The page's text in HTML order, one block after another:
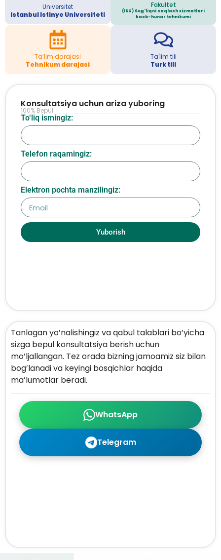
Universitet
Istanbul Istinye Universiteti
Fakultet
(ISU) Sog'liqni saqlash xizmatlari
kasb-hunar tehnikumi
Ta’lim darajasi
Tehnikum darajasi
Ta'lim tili
Turk tili
WhatsApp
Telegram
Tanlagan yo’nalishingiz va qabul talablari bo’yicha
sizga bepul konsultatsiya berish uchun
mo’ljallangan. Tez orada bizning jamoamiz siz bilan
bog’lanadi va keyingi bosqichlar haqida
ma’lumotlar beradi.
To‘liq ismingiz:
Telefon raqamingiz:
Elektron pochta manzilingiz:
Yuborish
Konsultatsiya uchun ariza yuboring
100% Bepul